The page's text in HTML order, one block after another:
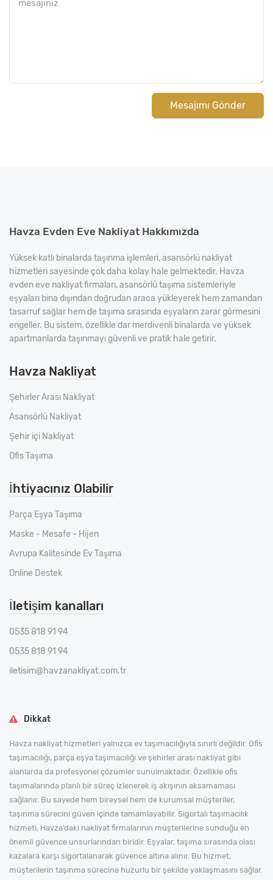
Mesajımı Gönder
Havza Evden Eve Nakliyat Hakkımızda
Yüksek katlı binalarda taşınma işlemleri, asansörlü nakliyat
hizmetleri sayesinde çok daha kolay hale gelmektedir. Havza
evden eve nakliyat firmaları, asansörlü taşıma sistemleriyle
eşyaları bina dışından doğrudan araca yükleyerek hem zamandan
tasarruf sağlar hem de taşıma sırasında eşyaların zarar görmesini
engeller. Bu sistem, özellikle dar merdivenli binalarda ve yüksek
apartmanlarda taşınmayı güvenli ve pratik hale getirir.
Havza Nakliyat
Şehirler Arası Nakliyat
Asansörlü Nakliyat
Şehir içi Nakliyat
Ofis Taşıma
İhtiyacınız Olabilir
Parça Eşya Taşıma
Maske - Mesafe - Hijen
Avrupa Kalitesinde Ev Taşıma
Online Destek
İletişim kanalları
0535 818 91 94
0535 818 91 94
iletisim@havzanakliyat.com.tr
Dikkat
Havza nakliyat hizmetleri yalnızca ev taşımacılığıyla sınırlı değildir. Ofis
taşımacılığı, parça eşya taşımacılığı ve şehirler arası nakliyat gibi
alanlarda da profesyonel çözümler sunulmaktadır. Özellikle ofis
taşımalarında planlı bir süreç izlenerek iş akışının aksamaması
sağlanır. Bu sayede hem bireysel hem de kurumsal müşteriler,
taşınma sürecini güven içinde tamamlayabilir. Sigortalı taşımacılık
hizmeti, Havza’daki nakliyat firmalarının müşterilerine sunduğu en
önemli güvence unsurlarından biridir. Eşyalar, taşıma sırasında olası
kazalara karşı sigortalanarak güvence altına alınır. Bu hizmet,
müşterilerin taşınma sürecine huzurlu bir şekilde yaklaşmasını sağlar.